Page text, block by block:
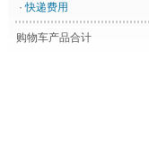
·快递费用
购物车产品合计